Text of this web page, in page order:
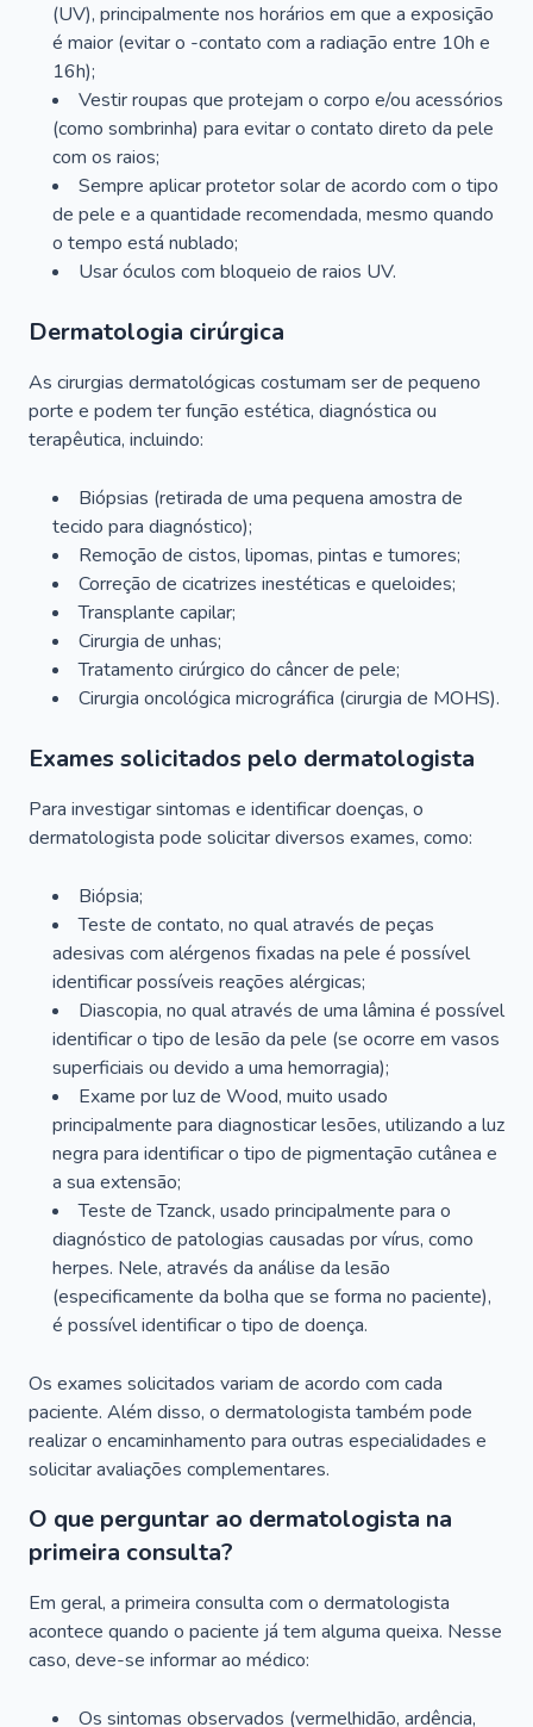
(UV), principalmente nos horários em que a exposição
é maior (evitar o -contato com a radiação entre 10h e
16h);
Vestir roupas que protejam o corpo e/ou acessórios
(como sombrinha) para evitar o contato direto da pele
com os raios;
Sempre aplicar protetor solar de acordo com o tipo
de pele e a quantidade recomendada, mesmo quando
o tempo está nublado;
Usar óculos com bloqueio de raios UV.
Dermatologia cirúrgica
As cirurgias dermatológicas costumam ser de pequeno
porte e podem ter função estética, diagnóstica ou
terapêutica, incluindo:
Biópsias (retirada de uma pequena amostra de
tecido para diagnóstico);
Remoção de cistos, lipomas, pintas e tumores;
Correção de cicatrizes inestéticas e queloides;
Transplante capilar;
Cirurgia de unhas;
Tratamento cirúrgico do câncer de pele;
Cirurgia oncológica micrográfica (cirurgia de MOHS).
Exames solicitados pelo dermatologista
Para investigar sintomas e identificar doenças, o
dermatologista pode solicitar diversos exames, como:
Biópsia;
Teste de contato, no qual através de peças
adesivas com alérgenos fixadas na pele é possível
identificar possíveis reações alérgicas;
Diascopia, no qual através de uma lâmina é possível
identificar o tipo de lesão da pele (se ocorre em vasos
superficiais ou devido a uma hemorragia);
Exame por luz de Wood, muito usado
principalmente para diagnosticar lesões, utilizando a luz
negra para identificar o tipo de pigmentação cutânea e
a sua extensão;
Teste de Tzanck, usado principalmente para o
diagnóstico de patologias causadas por vírus, como
herpes. Nele, através da análise da lesão
(especificamente da bolha que se forma no paciente),
é possível identificar o tipo de doença.
Os exames solicitados variam de acordo com cada
paciente. Além disso, o dermatologista também pode
realizar o encaminhamento para outras especialidades e
solicitar avaliações complementares.
O que perguntar ao dermatologista na
primeira consulta?
Em geral, a primeira consulta com o dermatologista
acontece quando o paciente já tem alguma queixa. Nesse
caso, deve-se informar ao médico:
Os sintomas observados (vermelhidão, ardência,